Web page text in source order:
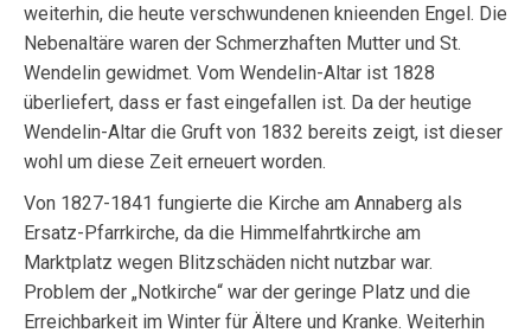
weiterhin, die heute verschwundenen knieenden Engel. Die
Nebenaltäre waren der Schmerzhaften Mutter und St.
Wendelin gewidmet. Vom Wendelin-Altar ist 1828
überliefert, dass er fast eingefallen ist. Da der heutige
Wendelin-Altar die Gruft von 1832 bereits zeigt, ist dieser
wohl um diese Zeit erneuert worden.
Von 1827-1841 fungierte die Kirche am Annaberg als
Ersatz-Pfarrkirche, da die Himmelfahrtkirche am
Marktplatz wegen Blitzschäden nicht nutzbar war.
Problem der „Notkirche“ war der geringe Platz und die
Erreichbarkeit im Winter für Ältere und Kranke. Weiterhin